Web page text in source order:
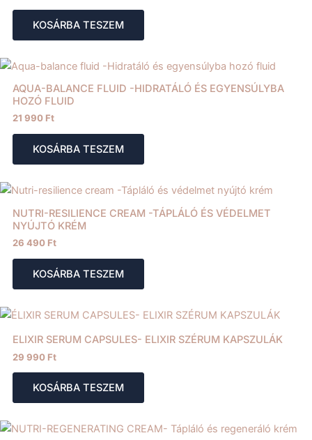
KOSÁRBA TESZEM
AQUA-BALANCE FLUID -HIDRATÁLÓ ÉS EGYENSÚLYBA
HOZÓ FLUID
21 990 Ft
KOSÁRBA TESZEM
NUTRI-RESILIENCE CREAM -TÁPLÁLÓ ÉS VÉDELMET
NYÚJTÓ KRÉM
26 490 Ft
KOSÁRBA TESZEM
ELIXIR SERUM CAPSULES- ELIXIR SZÉRUM KAPSZULÁK
29 990 Ft
KOSÁRBA TESZEM